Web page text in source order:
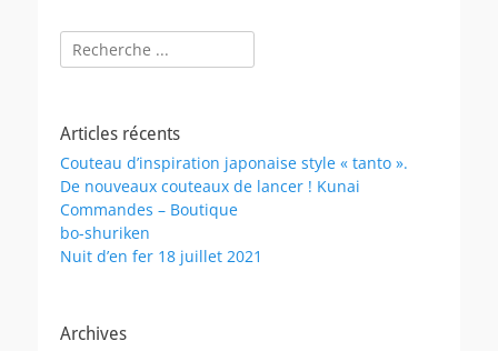
Rechercher :
Articles récents
Couteau d’inspiration japonaise style « tanto ».
De nouveaux couteaux de lancer ! Kunai
Commandes – Boutique
bo-shuriken
Nuit d’en fer 18 juillet 2021
Archives